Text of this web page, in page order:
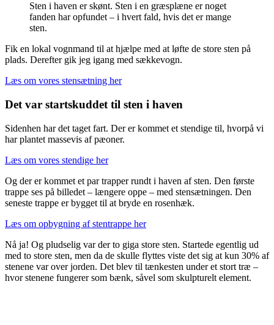
Sten i haven er skønt. Sten i en græsplæne er noget
fanden har opfundet – i hvert fald, hvis det er mange
sten.
Fik en lokal vognmand til at hjælpe med at løfte de store sten på
plads. Derefter gik jeg igang med sækkevogn.
Læs om vores stensætning her
Det var startskuddet til sten i haven
Sidenhen har det taget fart. Der er kommet et stendige til, hvorpå vi
har plantet massevis af pæoner.
Læs om vores stendige her
Og der er kommet et par trapper rundt i haven af sten. Den første
trappe ses på billedet – længere oppe – med stensætningen. Den
seneste trappe er bygget til at bryde en rosenhæk.
Læs om opbygning af stentrappe her
Nå ja! Og pludselig var der to giga store sten. Startede egentlig ud
med to store sten, men da de skulle flyttes viste det sig at kun 30% af
stenene var over jorden. Det blev til tænkesten under et stort træ –
hvor stenene fungerer som bænk, såvel som skulpturelt element.